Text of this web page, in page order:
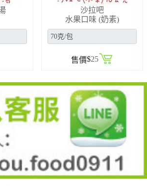
沙拉吧
水果口味 (奶素)
$25